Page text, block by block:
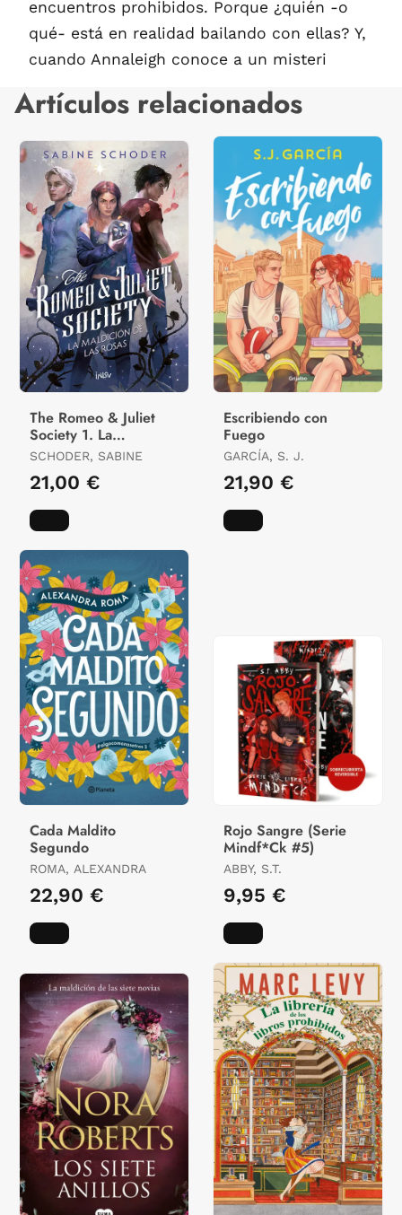
encuentros prohibidos. Porque ¿quién -o
qué- está en realidad bailando con ellas? Y,
cuando Annaleigh conoce a un misteri
Artículos relacionados
The Romeo & Juliet
Society 1. La
Maldición de las Rosas
SCHODER, SABINE
21,00 €
Escribiendo con
Fuego
GARCÍA, S. J.
21,90 €
Cada Maldito
Segundo
ROMA, ALEXANDRA
22,90 €
Rojo Sangre (Serie
Mindf*Ck #5)
ABBY, S.T.
9,95 €